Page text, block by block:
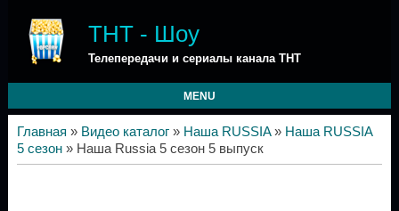
ТНТ - Шоу
Телепередачи и сериалы канала ТНТ
MENU
Главная » Видео каталог» Наша RUSSIA» Наша RUSSIA
5 сезон» Наша Russia 5 сезон 5 выпуск